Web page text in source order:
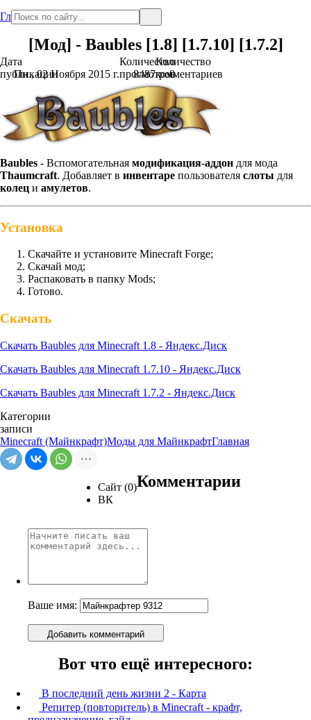
Главная
[Мод] - Baubles [1.8] [1.7.10] [1.7.2]
Дата
публикации
Пн., 02 Ноября 2015 г.
Количество
просмотров
8487
Количество
комментариев
0
Baubles - Вспомогательная модификация-аддон для мода
Thaumcraft. Добавляет в инвентаре пользователя слоты для
колец и амулетов.
Установка
Скачайте и установите Minecraft Forge;
Скачай мод;
Распаковать в папку Mods;
Готово.
Скачать
Скачать Baubles для Minecraft 1.8 - Яндекс.Диск
Скачать Baubles для Minecraft 1.7.10 - Яндекс.Диск
Скачать Baubles для Minecraft 1.7.2 - Яндекс.Диск
Категории
записи
Minecraft (Майнкрафт)Моды для МайнкрафтГлавная
Сайт (0)
ВК
Комментарии
Ваше имя:
Добавить комментарий
Вот что ещё интересного:
В последний день жизни 2 - Карта
Репитер (повторитель) в Minecraft - крафт,